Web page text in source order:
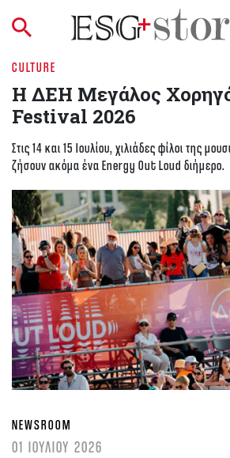
CULTURE
Η ΔΕΗ Μεγάλος
Festival 2026
Στις 14 και 15 Ιουλίου, χιλιάδες φίλοι της
ζήσουν ακόμα ένα Energy Out Loud διήμερο.
NEWSROOM
01 ΙΟΥΛΙΟΥ 2026